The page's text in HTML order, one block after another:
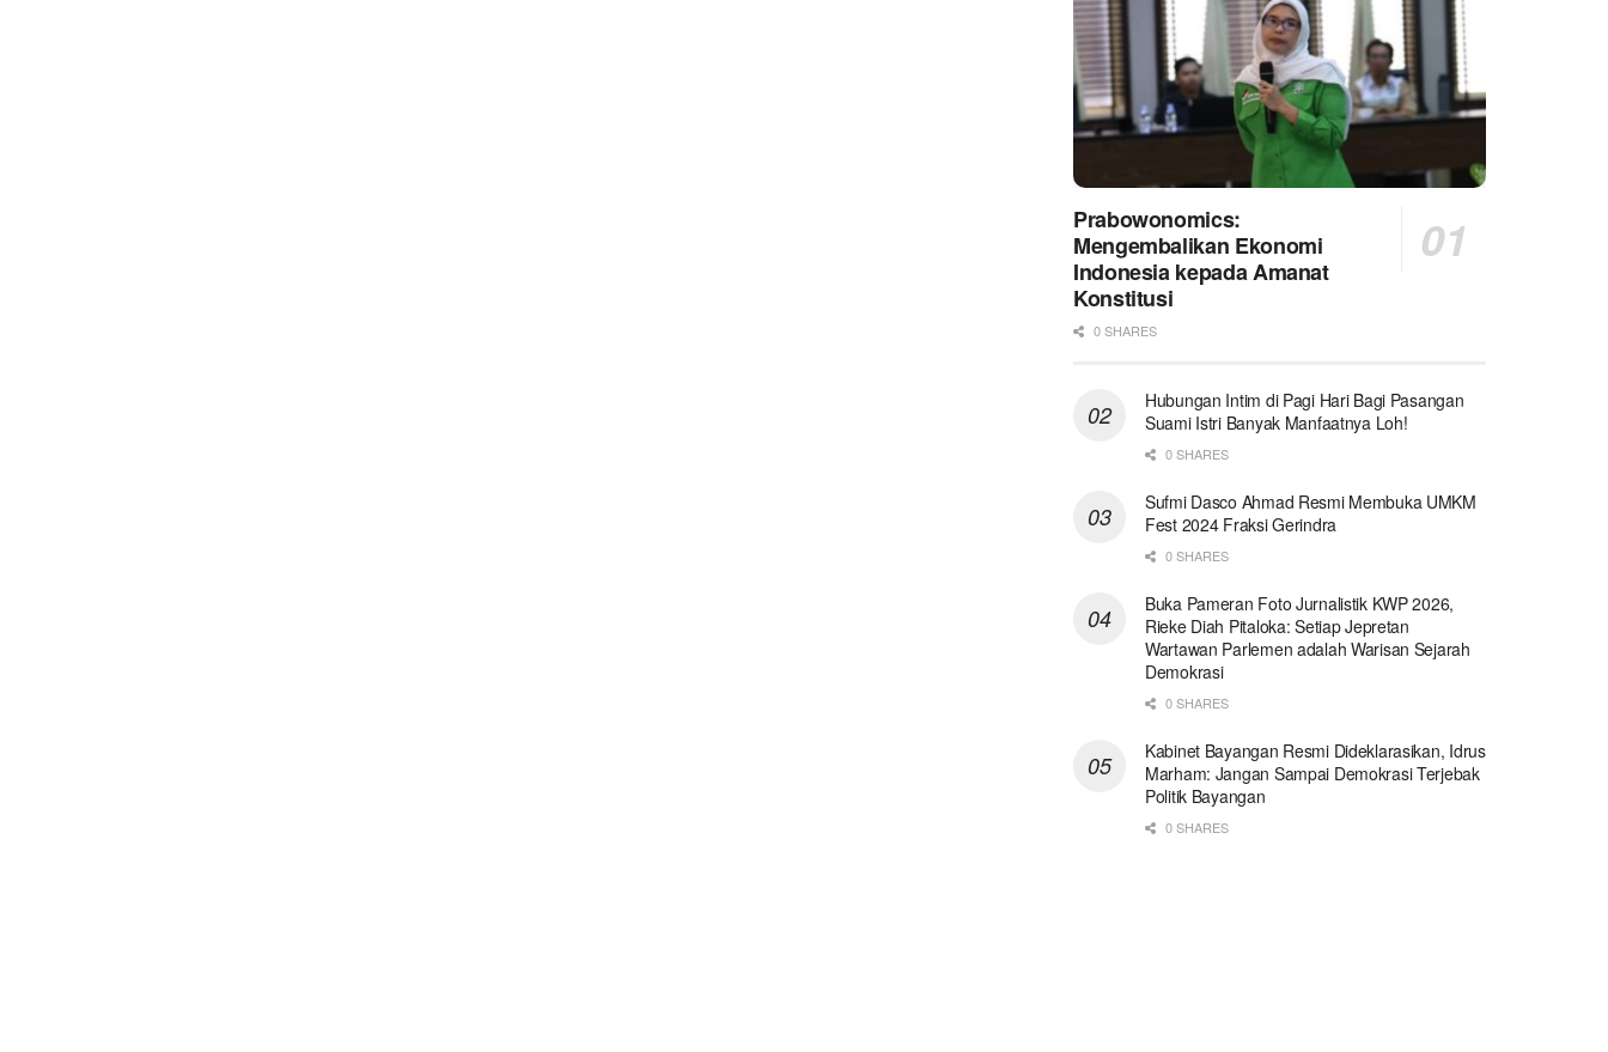
Prabowonomics:
Mengembalikan Ekonomi
Indonesia kepada Amanat
Konstitusi
0 SHARES
Hubungan Intim di Pagi Hari Bagi Pasangan
Suami Istri Banyak Manfaatnya Loh!
0 SHARES
Sufmi Dasco Ahmad Resmi Membuka UMKM
Fest 2024 Fraksi Gerindra
0 SHARES
Buka Pameran Foto Jurnalistik KWP 2026,
Rieke Diah Pitaloka: Setiap Jepretan
Wartawan Parlemen adalah Warisan Sejarah
Demokrasi
0 SHARES
Kabinet Bayangan Resmi Dideklarasikan, Idrus
Marham: Jangan Sampai Demokrasi Terjebak
Politik Bayangan
0 SHARES